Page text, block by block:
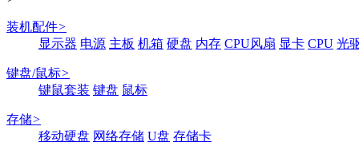
装机配件>
显示器 电源 主板 机箱 硬盘 内存 CPU风扇 显卡 CPU 光
键盘/鼠标>
键鼠套装 键盘 鼠标
存储>
移动硬盘 网络存储 U盘 存储卡